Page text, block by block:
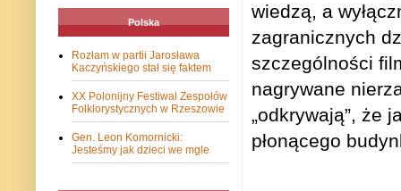
wiedzą, a
zagranicznych
szczególności
nagrywane
„odkrywają”, że
płonącego
Polska
Rozłam w partii Jarosława
Kaczyńskiego stał się faktem
XX Polonijny Festiwal Zespołów
Folklorystycznych w Rzeszowie
Gen. Leon Komornicki:
Jesteśmy jak dzieci we mgle